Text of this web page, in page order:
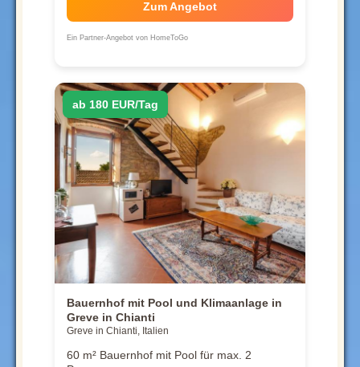
Zum Angebot
Ein Partner-Angebot von HomeToGo
ab 180 EUR/Tag
Bauernhof mit Pool und Klimaanlage in
Greve in Chianti
Greve in Chianti, Italien
60 m² Bauernhof mit Pool für max. 2